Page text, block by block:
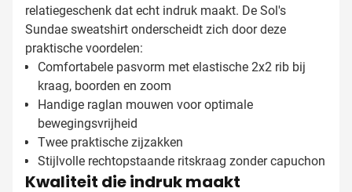
relatiegeschenk dat echt indruk maakt. De Sol's
Sundae sweatshirt onderscheidt zich door deze
praktische voordelen:
Comfortabele pasvorm met elastische 2x2 rib bij
kraag, boorden en zoom
Handige raglan mouwen voor optimale
bewegingsvrijheid
Twee praktische zijzakken
Stijlvolle rechtopstaande ritskraag zonder capuchon
Kwaliteit die indruk maakt